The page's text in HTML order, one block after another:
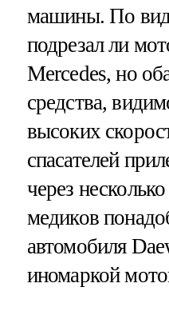
машины. По
подрезал ли
Mercedes, но
средства,
высоких
спасателей
через
медиков
автомобиля
иномаркой